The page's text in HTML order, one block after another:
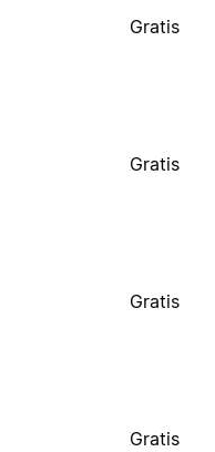
Gratis
Gratis
Gratis
Gratis